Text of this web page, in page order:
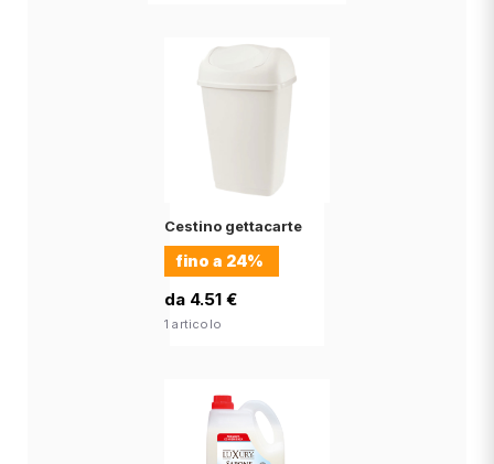
Cestino gettacarte
fino a 24%
da 4.51 €
1 articolo